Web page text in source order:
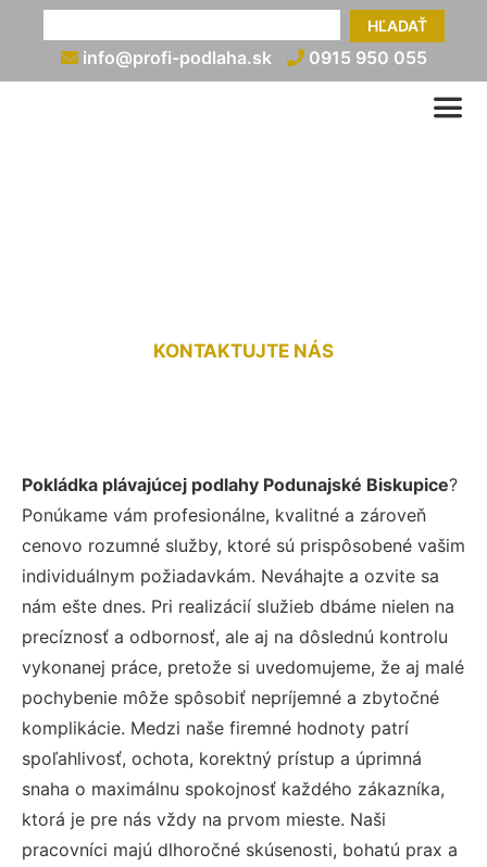
HĽADAŤ
info@profi-podlaha.sk 0915 950 055
KONTAKTUJTE NÁS
Pokládka plávajúcej podlahy Podunajské Biskupice?
Ponúkame vám profesionálne, kvalitné a zároveň
cenovo rozumné služby, ktoré sú prispôsobené vašim
individuálnym požiadavkám. Neváhajte a ozvite sa
nám ešte dnes. Pri realizácií služieb dbáme nielen na
precíznosť a odbornosť, ale aj na dôslednú kontrolu
vykonanej práce, pretože si uvedomujeme, že aj malé
pochybenie môže spôsobiť nepríjemné a zbytočné
komplikácie. Medzi naše firemné hodnoty patrí
spoľahlivosť, ochota, korektný prístup a úprimná
snaha o maximálnu spokojnosť každého zákazníka,
ktorá je pre nás vždy na prvom mieste. Naši
pracovníci majú dlhoročné skúsenosti, bohatú prax a